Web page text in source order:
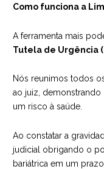
Como funciona a
A ferramenta mais
Tutela de Urgência
Nós reunimos todos
ao juiz, demonstrando
um risco à saúde.
Ao constatar a
judicial obrigando o
bariátrica em um